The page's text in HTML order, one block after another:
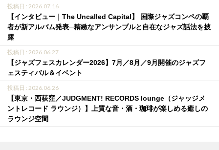
投稿日 : 2026.07.16
【インタビュー｜The Uncalled Capital】 国際ジャズコンペの覇
者が新アルバム発表─精緻なアンサンブルと自在なジャズ話法を披
露
投稿日 : 2026.06.27
【ジャズフェスカレンダー2026】7月／8月／9月開催のジャズフ
ェスティバル＆イベント
投稿日 : 2026.06.26
【東京・西荻窪／JUDGMENT! RECORDS lounge（ジャッジメ
ントレコード ラウンジ）】上質な音・酒・珈琲が楽しめる癒しの
ラウンジ空間